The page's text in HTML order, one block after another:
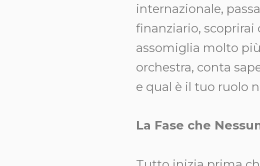
internazionale,
finanziario, scoprirai
assomiglia molto
orchestra, conta
e qual è il tuo ruolo
La Fase che